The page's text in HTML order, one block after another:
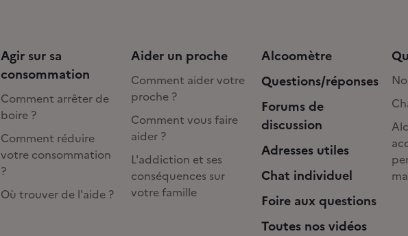
Agir sur sa
consommation
Comment arrêter de
boire ?
Comment réduire
votre consommation
?
Où trouver de l'aide ?
Aider un proche
Comment aider votre
proche ?
Comment vous faire
aider ?
L'addiction et ses
conséquences sur
votre famille
Alcoomètre
Questions/réponses
Forums de
discussion
Adresses utiles
Chat individuel
Foire aux questions
Toutes nos vidéos